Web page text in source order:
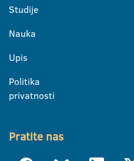
Studije
Nauka
Upis
Politika
privatnosti
Pratite nas